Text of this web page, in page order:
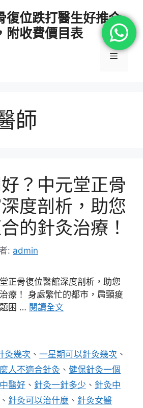
復位跌打醫生好推介
附收費價目表
選
師
？中元堂正骨
度剖析，助您
的針灸治療！
: admin
正骨復位醫館深度剖析，助您
療！ 身處繁忙的都市，肩頸痠
困 … 閱讀全文
灸幾次 、一星期可以針灸幾次 、
人不適合針灸 、 健保針灸一個
醫好 、 針灸一針多少 、 針灸中
、 針灸可以治什麼 、 針灸女醫